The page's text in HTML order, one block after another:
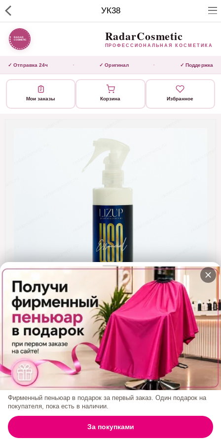
КОСМЕТИКА
✕
Активаторы
Ботокс
Ещё категории
✓ Отправка 24ч · ✓ Оригинал ✓ Поддержка
ГЛАВНАЯ ПОИСК КОРЗИНА АККАУНТ
УК38
RadarCosmetic
ПРОФЕССИОНАЛЬНАЯ КОСМЕТИКА
✓ Отправка 24ч · ✓ Оригинал · ✓ Поддержка
Мои заказы Корзина Избранное
Спрей-Уход LIZ UP USO ESSENCIAL 235 Мл
3 590₽
БРЕНД: LIZ UP
Фирменный пеньюар в подарок за первый заказ. Один подарок на
покупателя, пока есть в наличии.
За покупками